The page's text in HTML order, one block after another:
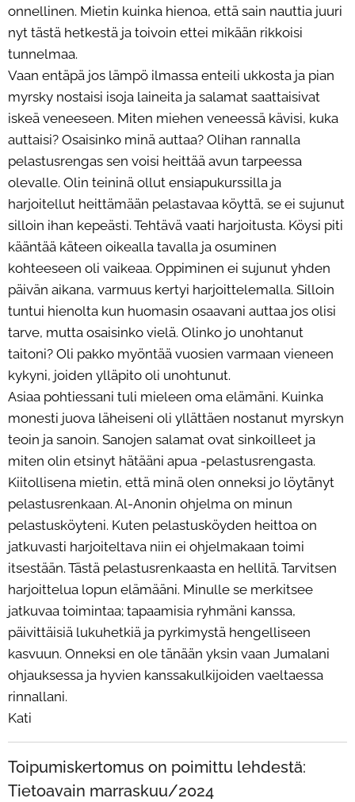
onnellinen. Mietin kuinka hienoa, että sain nauttia juuri
nyt tästä hetkestä ja toivoin ettei mikään rikkoisi
tunnelmaa.
Vaan entäpä jos lämpö ilmassa enteili ukkosta ja pian
myrsky nostaisi isoja laineita ja salamat saattaisivat
iskeä veneeseen. Miten miehen veneessä kävisi, kuka
auttaisi? Osaisinko minä auttaa? Olihan rannalla
pelastusrengas sen voisi heittää avun tarpeessa
olevalle. Olin teininä ollut ensiapukurssilla ja
harjoitellut heittämään pelastavaa köyttä, se ei sujunut
silloin ihan kepeästi. Tehtävä vaati harjoitusta. Köysi piti
kääntää käteen oikealla tavalla ja osuminen
kohteeseen oli vaikeaa. Oppiminen ei sujunut yhden
päivän aikana, varmuus kertyi harjoittelemalla. Silloin
tuntui hienolta kun huomasin osaavani auttaa jos olisi
tarve, mutta osaisinko vielä. Olinko jo unohtanut
taitoni? Oli pakko myöntää vuosien varmaan vieneen
kykyni, joiden ylläpito oli unohtunut.
Asiaa pohtiessani tuli mieleen oma elämäni. Kuinka
monesti juova läheiseni oli yllättäen nostanut myrskyn
teoin ja sanoin. Sanojen salamat ovat sinkoilleet ja
miten olin etsinyt hätääni apua -pelastusrengasta.
Kiitollisena mietin, että minä olen onneksi jo löytänyt
pelastusrenkaan. Al-Anonin ohjelma on minun
pelastusköyteni. Kuten pelastusköyden heittoa on
jatkuvasti harjoiteltava niin ei ohjelmakaan toimi
itsestään. Tästä pelastusrenkaasta en hellitä. Tarvitsen
harjoittelua lopun elämääni. Minulle se merkitsee
jatkuvaa toimintaa; tapaamisia ryhmäni kanssa,
päivittäisiä lukuhetkiä ja pyrkimystä hengelliseen
kasvuun. Onneksi en ole tänään yksin vaan Jumalani
ohjauksessa ja hyvien kanssakulkijoiden vaeltaessa
rinnallani.
Kati
Toipumiskertomus on poimittu lehdestä:
Tietoavain marraskuu/2024